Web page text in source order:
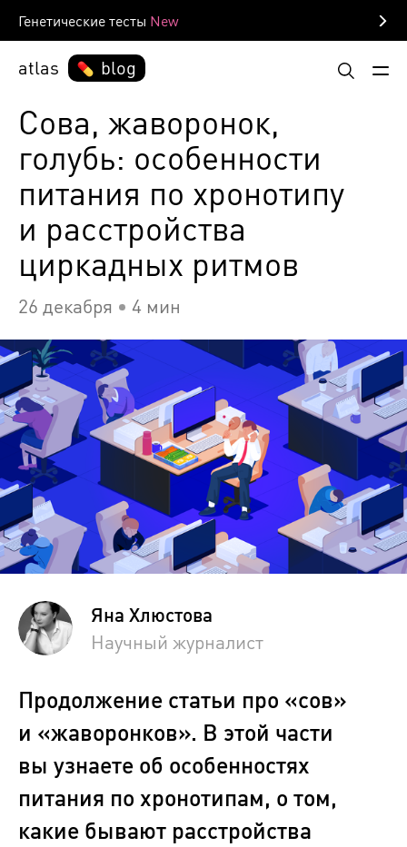
Генетические тесты
atlas blog
Сова, жаворонок,
голубь: особенности
питания по хронотипу
и расстройства
циркадных ритмов
26 декабря 4 мин
Продолжение статьи про «сов»
и «жаворонков». В этой части
вы узнаете об особенностях
питания по хронотипам, о том,
какие бывают расстройства
Яна Хлюстова
Научный журналист